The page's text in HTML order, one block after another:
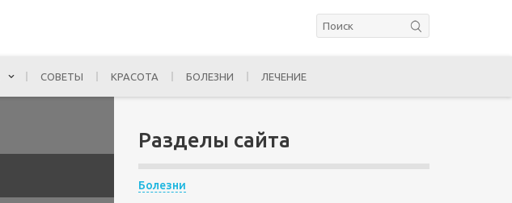
СОВЕТЫ КРАСОТА БОЛЕЗНИ ЛЕЧЕНИЕ
Разделы сайта
Болезни